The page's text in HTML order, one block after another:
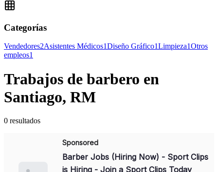
Categorías
Vendedores2Asistentes Médicos1Diseño Gráfico1Limpieza1Otros
empleos1
Trabajos de barbero en
Santiago, RM
0 resultados